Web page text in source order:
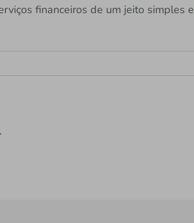
financeiros de um jeito simples e